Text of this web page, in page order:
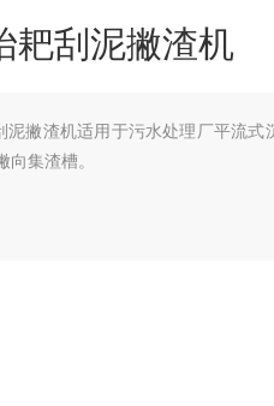
耙刮泥撇渣机
泥撇渣机适用于污水处理厂平流式
集渣槽。